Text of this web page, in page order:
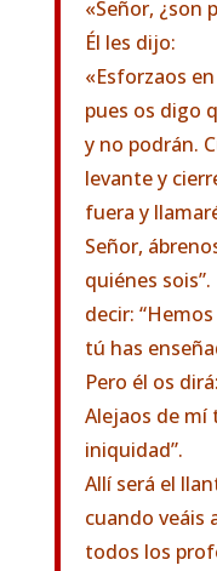
«Señor, ¿son
Él les dijo:
«Esforzaos
pues os digo
y no podrán.
levante y
fuera y
Señor,
quiénes
decir:
tú has
Pero él os
Alejaos de mí
iniquidad”.
Allí será el
cuando veáis
todos los